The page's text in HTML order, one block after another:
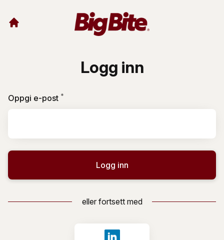
Logg inn
Oppgi e-post *
Logg inn
eller fortsett med